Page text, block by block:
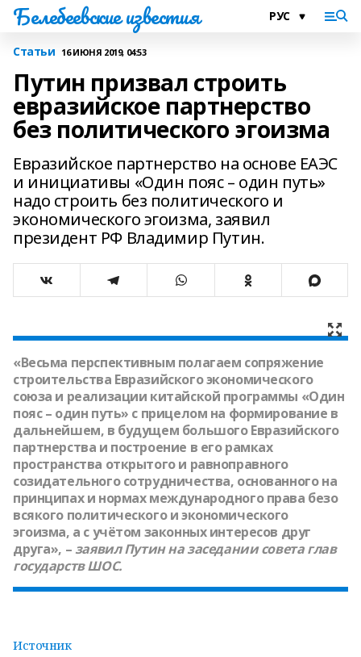
Белебеевские известия
Статьи 16 ИЮНЯ 2019, 04:53
Путин призвал строить
евразийское партнерство
без политического эгоизма
Евразийское партнерство на основе ЕАЭС
и инициативы «Один пояс – один путь»
надо строить без политического и
экономического эгоизма, заявил
президент РФ Владимир Путин.
«Весьма перспективным полагаем сопряжение
строительства Евразийского экономического
союза и реализации китайской программы «Один
пояс – один путь» с прицелом на формирование в
дальнейшем, в будущем большого Евразийского
партнерства и построение в его рамках
пространства открытого и равноправного
созидательного сотрудничества, основанного на
принципах и нормах международного права безо
всякого политического и экономического
эгоизма, а с учётом законных интересов друг
друга», – заявилПутинна заседании совета глав
государств ШОС.
Источник